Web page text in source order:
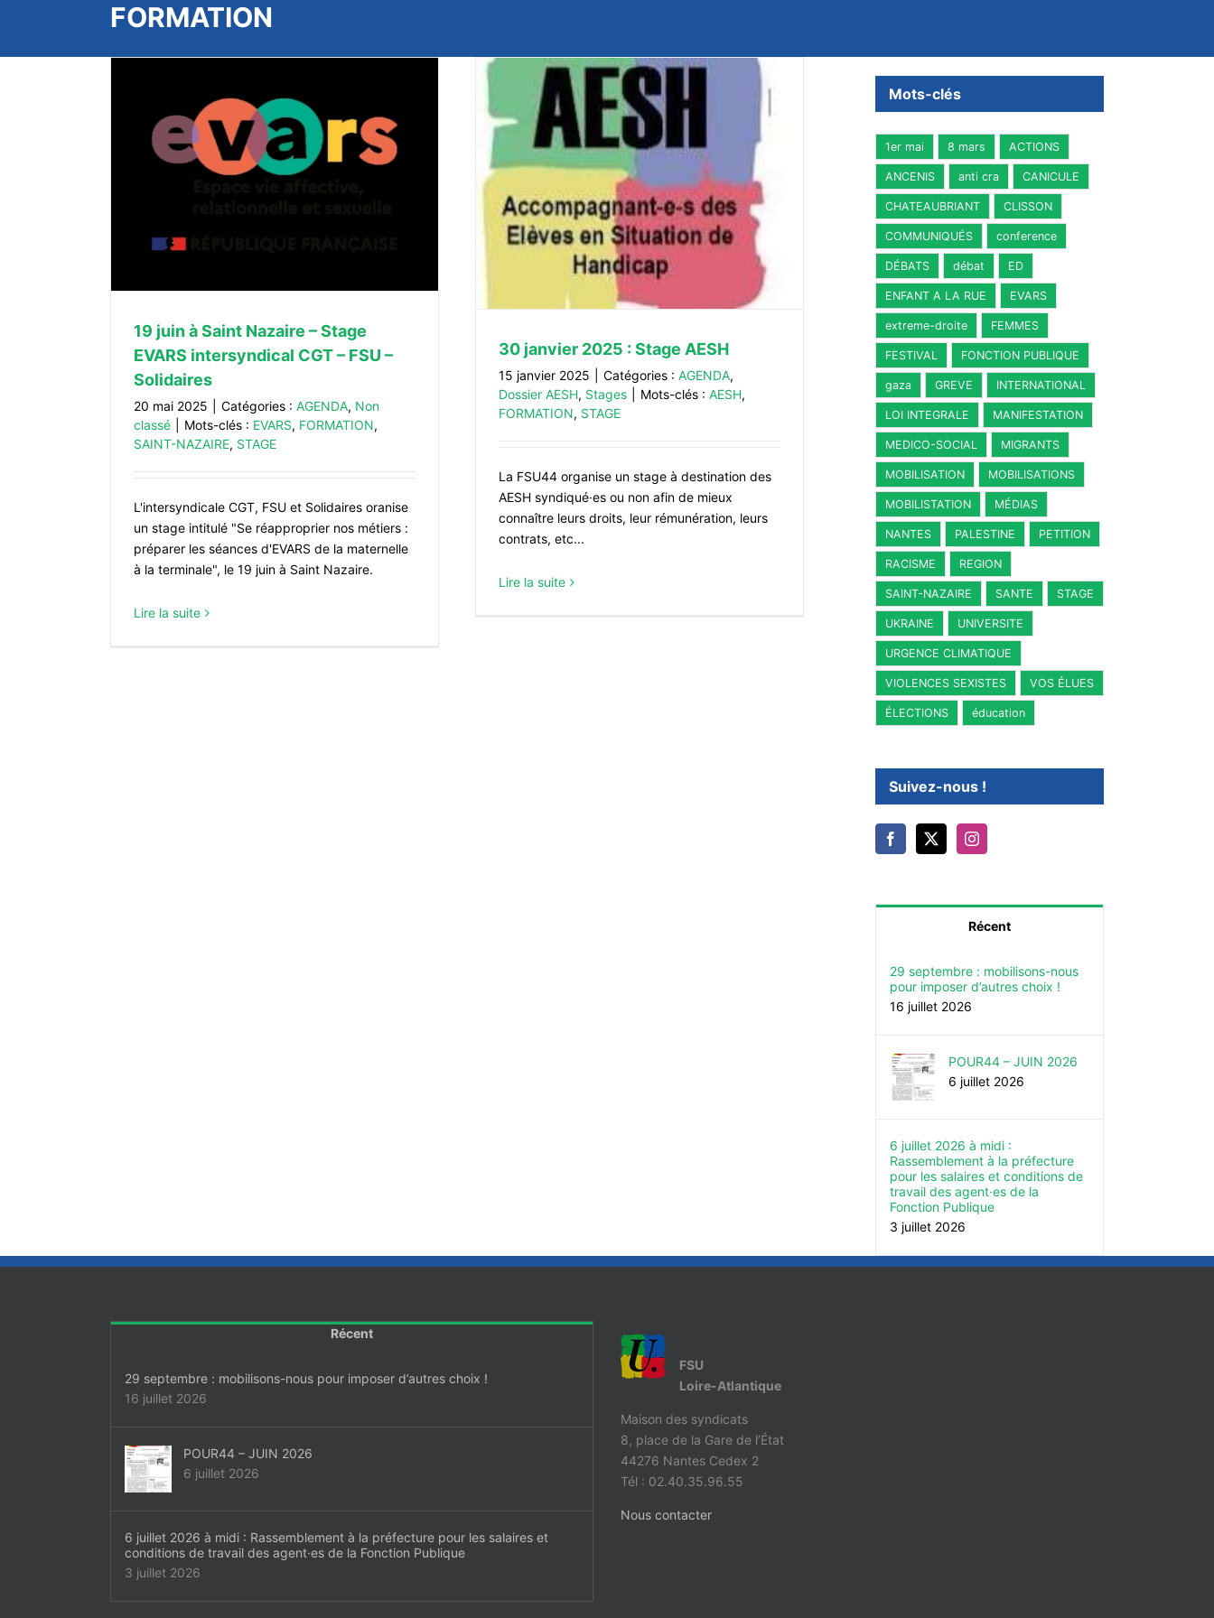
FORMATION
19 juin à Saint Nazaire – Stage
EVARS intersyndical CGT – FSU –
Solidaires
20 mai 2025 Catégories : AGENDA, Non
classé
Mots-clés : EVARS, FORMATION,
SAINT-NAZAIRE, STAGE
L'intersyndicale CGT, FSU et Solidaires oranise
un stage intitulé "Se réapproprier nos métiers :
préparer les séances d'EVARS de la maternelle
à la terminale", le 19 juin à Saint Nazaire.
Lire la suite
30 janvier 2025 : Stage AESH
15 janvier 2025 Catégories : AGENDA,
Dossier AESH, Stages Mots-clés : AESH,
FORMATION, STAGE
La FSU44 organise un stage à destination des
AESH syndiqué·es ou non afin de mieux
connaître leurs droits, leur rémunération, leurs
contrats, etc...
Lire la suite
Mots-clés
1er mai 8 mars ACTIONS
ANCENIS anti cra CANICULE
CHATEAUBRIANT CLISSON
COMMUNIQUÉS conference
DÉBATS débat ED
ENFANT A LA RUE EVARS
extreme-droite FEMMES
FESTIVAL FONCTION PUBLIQUE
gaza GREVE INTERNATIONAL
LOI INTEGRALE MANIFESTATION
MEDICO-SOCIAL MIGRANTS
MOBILISATION MOBILISATIONS
MOBILISTATION MÉDIAS
NANTES PALESTINE PETITION
RACISME REGION
SAINT-NAZAIRE SANTE STAGE
UKRAINE UNIVERSITE
URGENCE CLIMATIQUE
VIOLENCES SEXISTES VOS ÉLUES
ÉLECTIONS éducation
Suivez-nous !
Récent
29 septembre : mobilisons-nous
pour imposer d’autres choix !
16 juillet 2026
POUR44 – JUIN 2026
6 juillet 2026
6 juillet 2026 à midi :
Rassemblement à la préfecture
pour les salaires et conditions de
travail des agent·es de la
Fonction Publique
3 juillet 2026
Récent
29 septembre : mobilisons-nous pour imposer d’autres choix !
16 juillet 2026
POUR44 – JUIN 2026
6 juillet 2026
6 juillet 2026 à midi : Rassemblement à la préfecture pour les salaires et
conditions de travail des agent·es de la Fonction Publique
3 juillet 2026
FSU
Loire-Atlantique
Maison des syndicats
8, place de la Gare de l’État
44276 Nantes Cedex 2
Tél : 02.40.35.96.55
Nous contacter